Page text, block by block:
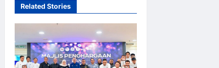
Related Stories